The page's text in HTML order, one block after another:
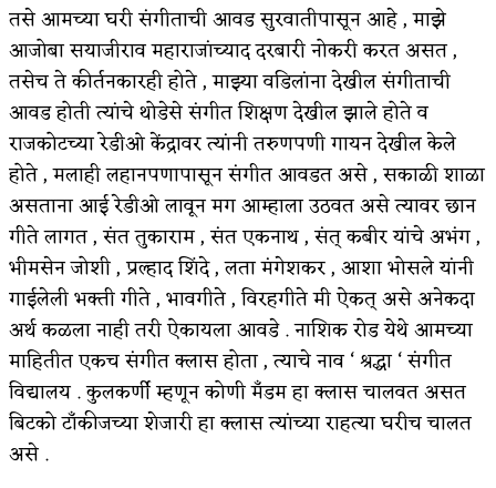
चमकदार चांदी
आदिवासींचा डॉक्टर, समाजसेवेचा ध्यास : डॉ. राहुल
जोशी
डेंग्यू: ताप उतरला म्हणजे धोका टळला असे नाही!
४ जुलै – इतिहासात घडलेल्या महत्त्वाच्या घटना
सुवर्ण – झळाळी
‘अर्थ’पूर्ण हास्य
अष्टपैलू : खंडू रांगणेकर
अपूर्ण कथा
तसे आमच्या घरी संगीताची आवड सुरवातीपासून आहे , माझे
आजोबा सयाजीराव महाराजांच्याद दरबारी नोकरी करत असत ,
तसेच ते कीर्तनकारही होते , माझ्या वडिलांना देखील संगीताची
आवड होती त्यांचे थोडेसे संगीत शिक्षण देखील झाले होते व
राजकोटच्या रेडीओ केंद्रावर त्यांनी तरुणपणी गायन देखील केले
होते , मलाही लहानपणापासून संगीत आवडत असे , सकाळी शाळा
असताना आई रेडीओ लावून मग आम्हाला उठवत असे त्यावर छान
गीते लागत , संत तुकाराम , संत एकनाथ , संत् कबीर यांचे अभंग ,
भीमसेन जोशी , प्रल्हाद शिंदे , लता मंगेशकर , आशा भोसले यांनी
गाईलेली भक्ती गीते , भावगीते , विरहगीते मी ऐकत् असे अनेकदा
अर्थ कळला नाही तरी ऐकायला आवडे . नाशिक रोड येथे आमच्या
माहितीत एकच संगीत क्लास होता , त्याचे नाव ‘ श्रद्धा ‘ संगीत
विद्यालय . कुलकर्णी म्हणून कोणी मँडम हा क्लास चालवत असत
बिटको टाँकीजच्या शेजारी हा क्लास त्यांच्या राहत्या घरीच चालत
असे .